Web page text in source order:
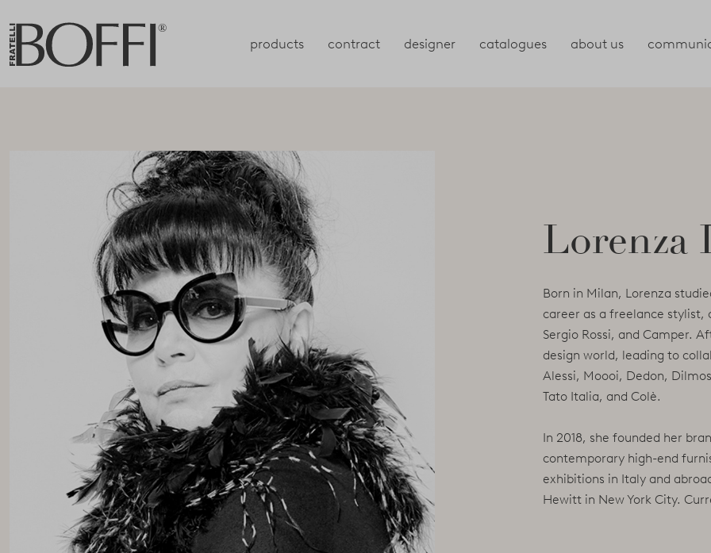
products contract designer catalogues about us
Lorenza
Born in Milan, Lorenza
career as a freelance stylist,
Sergio Rossi, and Camper.
design world, leading to
Alessi, Moooi, Dedon,
Tato Italia, and Colè.
In 2018, she founded her
contemporary high-end
exhibitions in Italy and
Hewitt in New York City.